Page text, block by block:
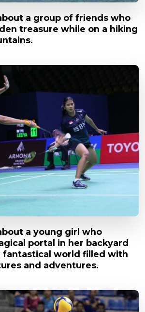
a group of friends who
treasure while on a hiking
a young girl who
portal in her backyard
fantastical world filled with
and adventures.